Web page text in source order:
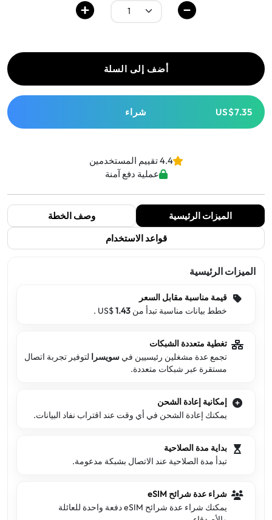
أضف إلى السلة
شراء US$7.35
4.4 تقييم المستخدمين
عملية دفع آمنة
الميزات الرئيسية
وصف الخطة
قواعد الاستخدام
الميزات الرئيسية
قيمة مناسبة مقابل السعر
خطط بيانات مناسبة تبدأ من US$ 1.43
.
تغطية متعددة الشبكات
تجمع عدة مشغلين رئيسيين في سويسرا لتوفير تجربة اتصال
مستقرة عبر شبكات متعددة.
إمكانية إعادة الشحن
يمكنك إعادة الشحن في أي وقت عند اقتراب نفاد البيانات.
بداية مدة الصلاحية
تبدأ مدة الصلاحية عند الاتصال بشبكة مدعومة.
شراء عدة شرائح eSIM
يمكنك شراء عدة شرائح eSIM دفعة واحدة للعائلة